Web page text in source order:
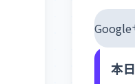
Google
本